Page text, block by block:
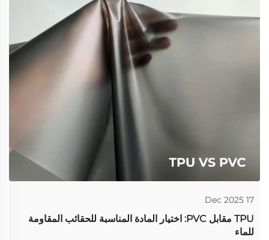
17 Dec 2025
TPU مقابل PVC: اختيار المادة المناسبة للحقائب المقاومة
للماء